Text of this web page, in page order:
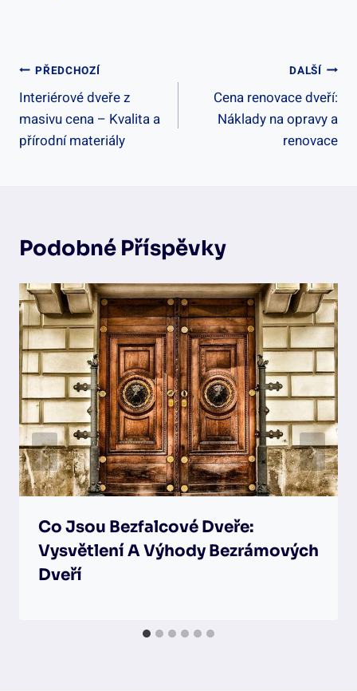
Navigace
Pro
Příspěvek
PŘEDCHOZÍ
Interiérové dveře z
masivu cena – Kvalita a
přírodní materiály
DALŠÍ
Cena renovace dveří:
Náklady na opravy a
renovace
Podobné Příspěvky
Co Jsou Bezfalcové Dveře:
Vysvětlení A Výhody Bezrámových
Dveří